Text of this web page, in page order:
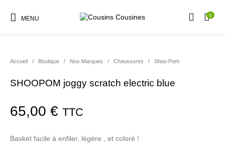
MENU 0
Vêtements Garçons Accessoires Cadeaux
Accueil / Boutique / Nos Marques / Chaussures / Shoo Pom
SHOOPOM joggy scratch electric blue
65,00€ TTC
Basket facile à enfiler, légére , et coloré !